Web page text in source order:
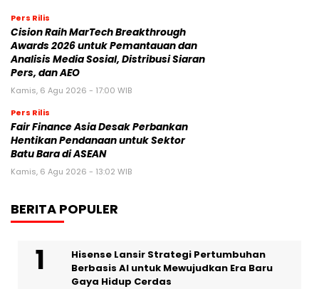
Pers Rilis
Cision Raih MarTech Breakthrough
Awards 2026 untuk Pemantauan dan
Analisis Media Sosial, Distribusi Siaran
Pers, dan AEO
Kamis, 6 Agu 2026 - 17:00 WIB
Pers Rilis
Fair Finance Asia Desak Perbankan
Hentikan Pendanaan untuk Sektor
Batu Bara di ASEAN
Kamis, 6 Agu 2026 - 13:02 WIB
BERITA POPULER
Hisense Lansir Strategi Pertumbuhan
Berbasis AI untuk Mewujudkan Era Baru
Gaya Hidup Cerdas